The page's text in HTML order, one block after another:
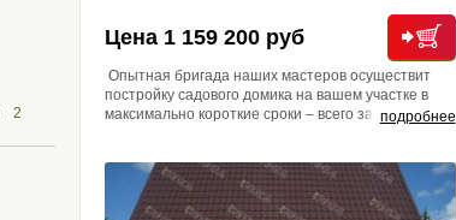
2
Цена 1 159 200 руб
подробнее
Опытная бригада наших мастеров осуществит
постройку садового домика на вашем участке в
максимально короткие сроки – всего за пару
возможностей расширения заказа для
повышения уровня комфорта. Мы учтем все ваши
пожелания! Мы счастливы быть рядом!